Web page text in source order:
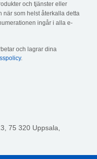
och tjänster eller
när som helst återkalla detta
ingår i alla e-
och lagrar dina
.
75 320 Uppsala,